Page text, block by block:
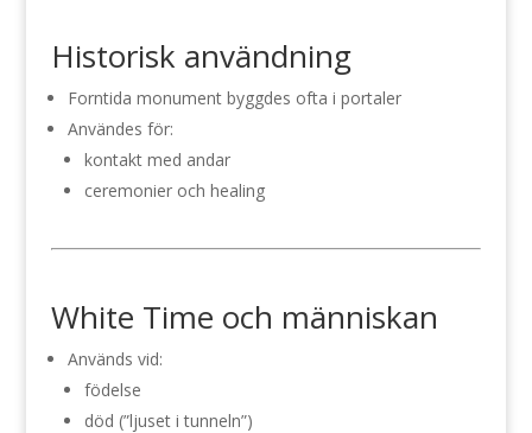
Historisk användning
Forntida monument byggdes ofta i portaler
Användes för:
kontakt med andar
ceremonier och healing
White Time och människan
Används vid:
födelse
död (”ljuset i tunneln”)